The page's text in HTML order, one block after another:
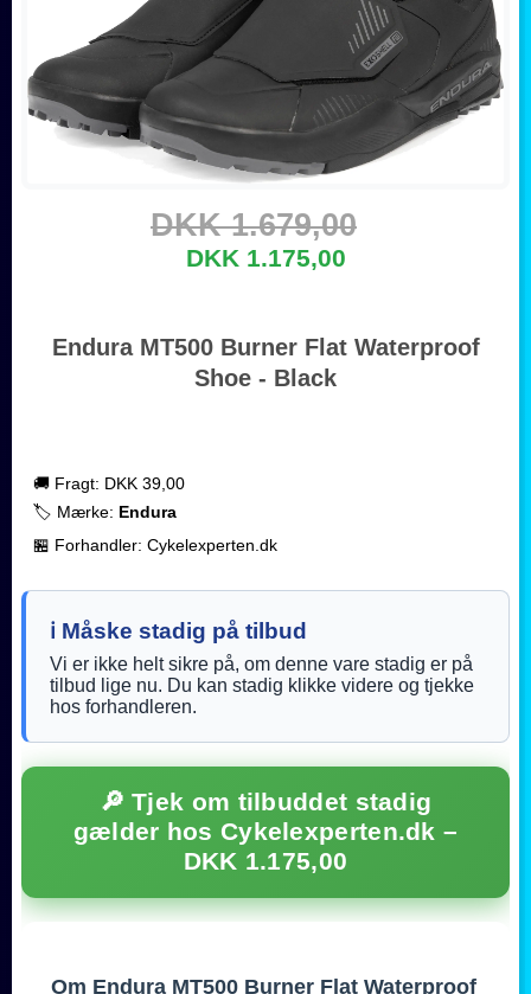
DKK 1.679,00
DKK 1.175,00
Endura MT500 Burner Flat Waterproof
Shoe - Black
🚚 Fragt: DKK 39,00
🏷️ Mærke: Endura
🏪 Forhandler: Cykelexperten.dk
ℹ️ Måske stadig på tilbud
Vi er ikke helt sikre på, om denne vare stadig er på
tilbud lige nu. Du kan stadig klikke videre og tjekke
hos forhandleren.
🔎 Tjek om tilbuddet stadig
gælder hos Cykelexperten.dk –
DKK 1.175,00
Om Endura MT500 Burner Flat Waterproof